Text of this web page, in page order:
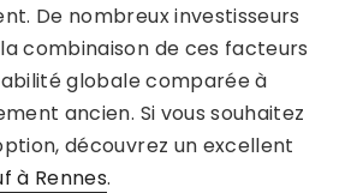
De nombreux investisseurs
combinaison de ces facteurs
globale comparée à
ancien. Si vous souhaitez
découvrez un excellent
à Rennes.